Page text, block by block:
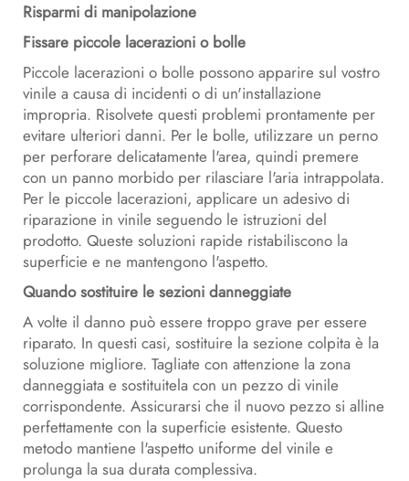
Risparmi di manipolazione
Fissare piccole lacerazioni o bolle
Piccole lacerazioni o bolle possono apparire sul vostro
vinile a causa di incidenti o di un'installazione
impropria. Risolvete questi problemi prontamente per
evitare ulteriori danni. Per le bolle, utilizzare un perno
per perforare delicatamente l'area, quindi premere
con un panno morbido per rilasciare l'aria intrappolata.
Per le piccole lacerazioni, applicare un adesivo di
riparazione in vinile seguendo le istruzioni del
prodotto. Queste soluzioni rapide ristabiliscono la
superficie e ne mantengono l'aspetto.
Quando sostituire le sezioni danneggiate
A volte il danno può essere troppo grave per essere
riparato. In questi casi, sostituire la sezione colpita è la
soluzione migliore. Tagliate con attenzione la zona
danneggiata e sostituitela con un pezzo di vinile
corrispondente. Assicurarsi che il nuovo pezzo si alline
perfettamente con la superficie esistente. Questo
metodo mantiene l'aspetto uniforme del vinile e
prolunga la sua durata complessiva.